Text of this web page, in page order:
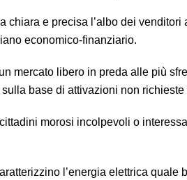
chiara e precisa l’albo dei
economico-finanziario.
mercato libero in preda alle più
base di attivazioni non
morosi incolpevoli o
l’energia elettrica